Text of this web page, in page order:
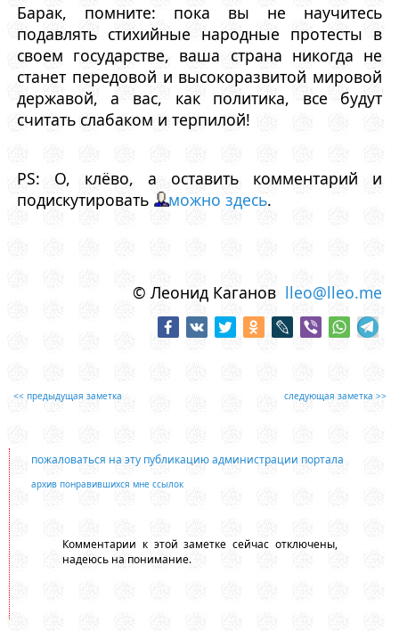
Барак, помните: пока вы не научитесь
подавлять стихийные народные протесты в
своем государстве, ваша страна никогда не
станет передовой и высокоразвитой мировой
державой, а вас, как политика, все будут
считать слабаком и терпилой!
PS: О, клёво, а оставить комментарий и
подискутировать
можно здесь.
© Леонид Каганов lleo@lleo.me
<< предыдущая заметка следующая заметка >>
пожаловаться на эту публикацию администрации портала
архив понравившихся мне ссылок
Комментарии к этой заметке сейчас отключены,
надеюсь на понимание.